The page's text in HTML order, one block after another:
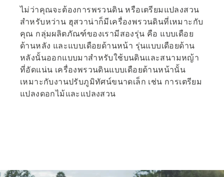
ไม่ว่าคุณจะต้องการพรวนดิน หรือเตรียมแปลงสวน
สำหรับหว่าน ฮุสวาน่าก็มีเครื่องพรวนดินที่เหมาะกับ
คุณ กลุ่มผลิตภัณฑ์ของเรามีสองรุ่น คือ แบบเดือย
ด้านหลัง และแบบเดือยด้านหน้า รุ่นแบบเดือยด้าน
หลังนั้นออกแบบมาสำหรับใช้บนดินและสนามหญ้า
ที่อัดแน่น เครื่องพรวนดินแบบเดือยด้านหน้านั้น
เหมาะกับงานปรับภูมิทัศน์ขนาดเล็ก เช่น การเตรียม
แปลงดอกไม้และแปลงสวน